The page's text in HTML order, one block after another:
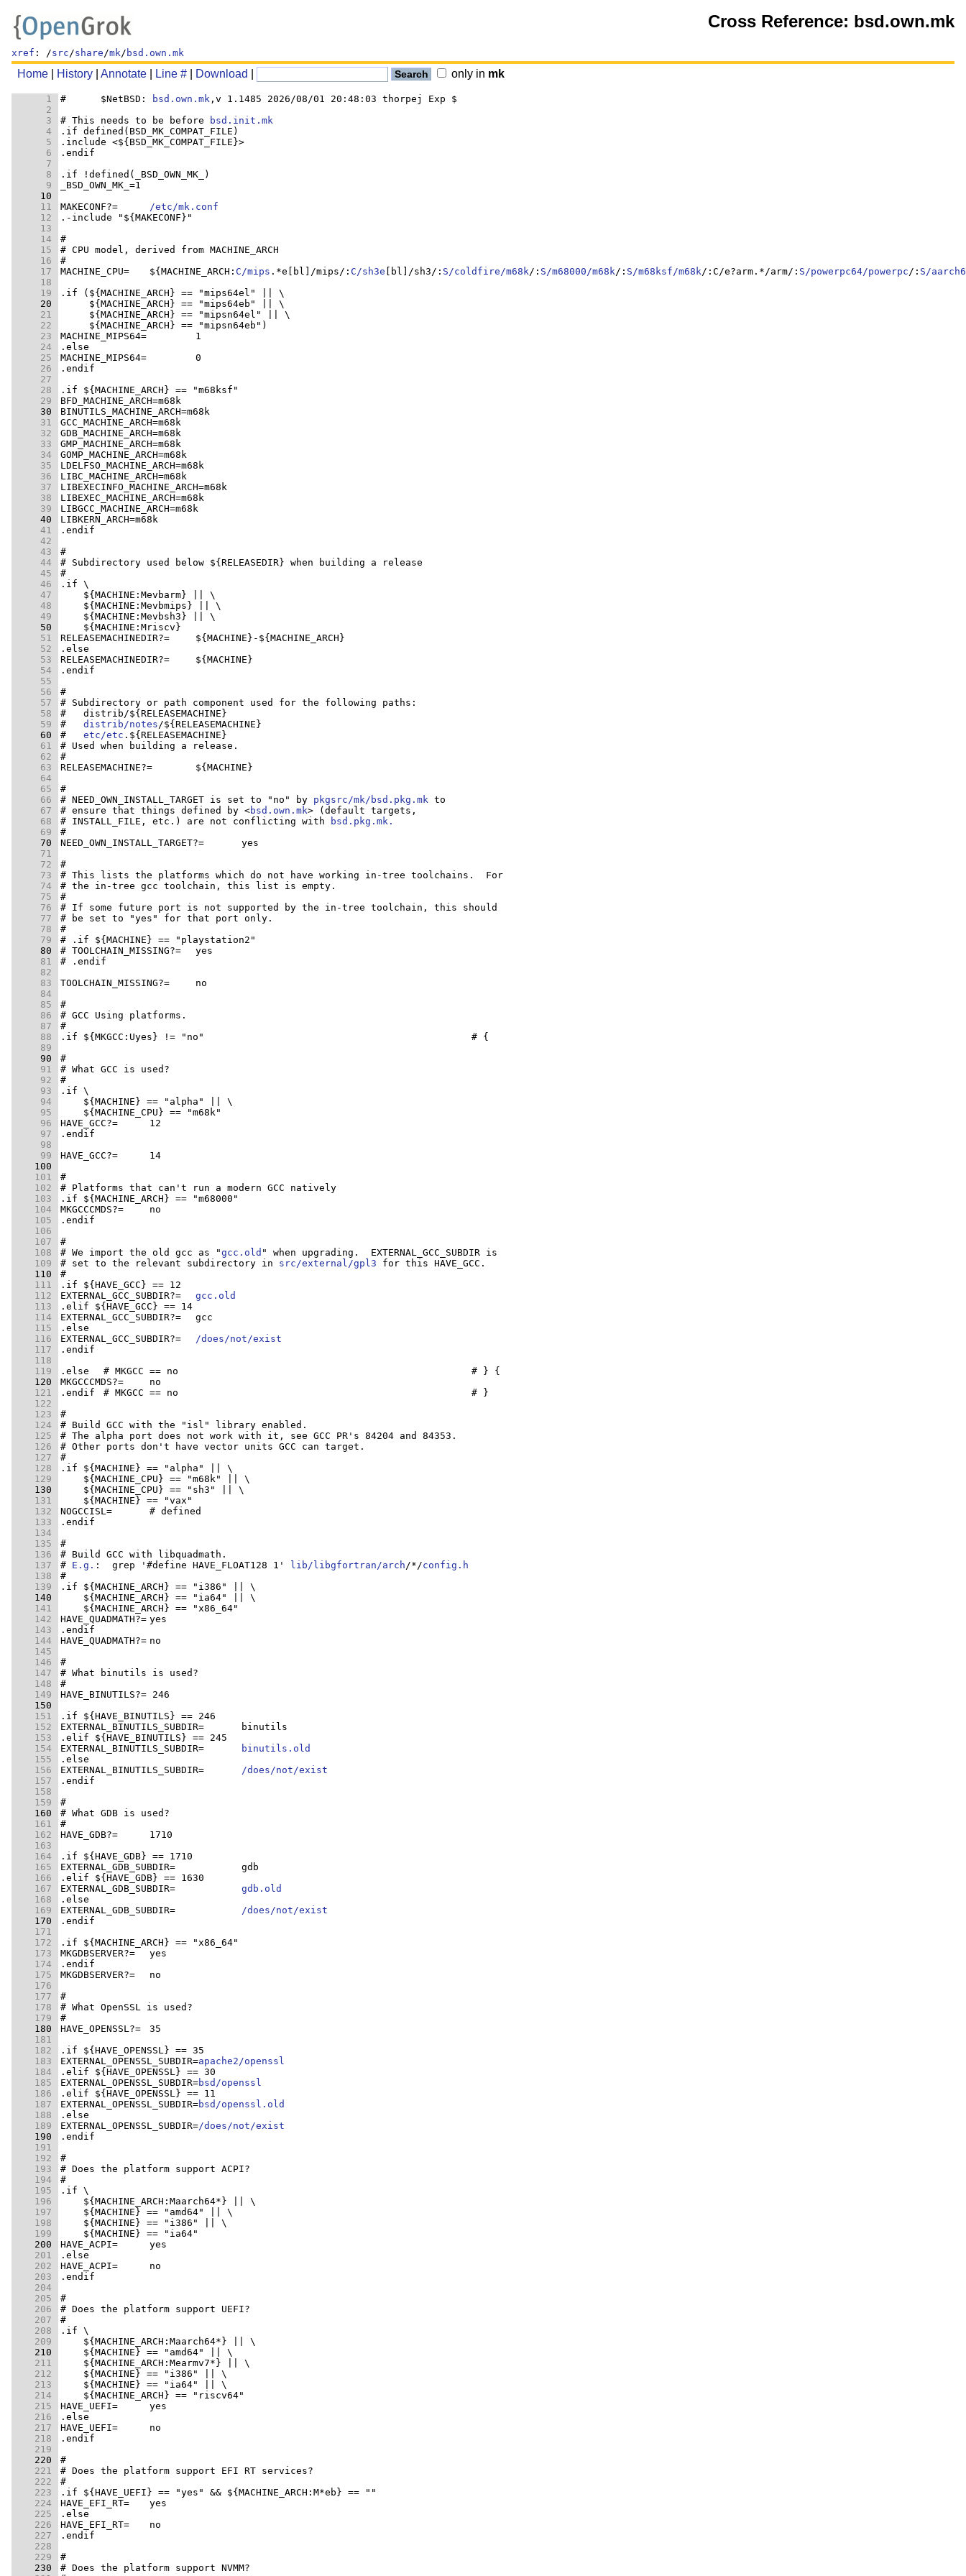
Cross Reference: bsd.own.mk
xref : /src/share/mk/ bsd.own.mk
Home History Annotate Line # Download only in mk
1 #      $NetBSD: bsd.own.mk
2
3
# This needs to be before
bsd.init.mk
4
5
.include <${BSD_MK_COMPAT_FILE}>
6
7
8
9
10
11
MAKECONF?= /etc/mk.conf
12
13
14
#
15
16
#
17
MACHINE_CPU=	${MACHINE_ARCH: C/mips .*e[bl]/mips/: C/sh3e [bl]/sh3/: S/coldfire/m68k/: S/m68000/m68k/: S/m68ksf/m68k/:C/e?arm.*/arm/: S/powerpc64/powerpc/: S/
18
19
20
21
22
23
24
25
26
27
28
29
BFD_MACHINE_ARCH=m68k
30
BINUTILS_MACHINE_ARCH=m68k
31
GCC_MACHINE_ARCH=m68k
32
GDB_MACHINE_ARCH=m68k
33
GMP_MACHINE_ARCH=m68k
34
GOMP_MACHINE_ARCH=m68k
35
LDELFSO_MACHINE_ARCH=m68k
36
LIBC_MACHINE_ARCH=m68k
37
LIBEXECINFO_MACHINE_ARCH=m68k
38
LIBEXEC_MACHINE_ARCH=m68k
39
LIBGCC_MACHINE_ARCH=m68k
40
LIBKERN_ARCH=m68k
41
42
43
#
44
45
#
46
47
48
49
50
51
52
53
54
55
56
#
57
58
59
# distrib/notes
60
# etc/etc
61
62
#
63
64
65
#
66
# NEED_OWN_INSTALL_TARGET is set to "no" by pkgsrc/mk/bsd.pkg.mk
67
# ensure that things defined by <bsd.own.mk
68
# INSTALL_FILE, etc.) are not conflicting with
bsd.pkg.mk.
69
#
70
71
72
#
73
# This lists the platforms which do not have working in-tree toolchains.  For
74
75
#
76
77
78
#
79
80
81
82
83
84
85
#
86
87
#
88
89
90
#
91
92
#
93
94
95
96
97
98
99
100
101
#
102
# Platforms that can't run a modern GCC natively
103
104
105
106
107
#
108
# We import the old gcc as "gcc.old
109
# set to the relevant subdirectory in src/external/gpl3
110
#
111
112
EXTERNAL_GCC_SUBDIR?= gcc.old
113
.elif ${HAVE_GCC} == 14
114
115
116
EXTERNAL_GCC_SUBDIR?= /does/not/exist
117
118
119
120
121
122
123
#
124
125
126
127
#
128
129
130
131
132
133
134
135
#
136
137
# E.g. :  grep '#define HAVE_FLOAT128 1' lib/libgfortran/arch/*/config.h
138
#
139
140
141
142
143
144
145
146
#
147
148
#
149
150
151
152
153
154
EXTERNAL_BINUTILS_SUBDIR=
binutils.old
155
156
EXTERNAL_BINUTILS_SUBDIR= /does/not/exist
157
158
159
#
160
161
#
162
163
164
165
166
167
EXTERNAL_GDB_SUBDIR= gdb.old
168
169
EXTERNAL_GDB_SUBDIR= /does/not/exist
170
171
172
173
174
175
176
177
#
178
179
#
180
181
182
183
EXTERNAL_OPENSSL_SUBDIR=apache2/openssl
184
185
EXTERNAL_OPENSSL_SUBDIR=bsd/openssl
186
187
EXTERNAL_OPENSSL_SUBDIR=bsd/openssl.old
188
189
EXTERNAL_OPENSSL_SUBDIR=/does/not/exist
190
191
192
#
193
194
#
195
196
197
198
199
200
201
202
203
204
205
#
206
207
#
208
209
210
211
212
213
214
215
216
217
218
219
220
#
221
222
#
223
224
225
226
227
228
229
#
230